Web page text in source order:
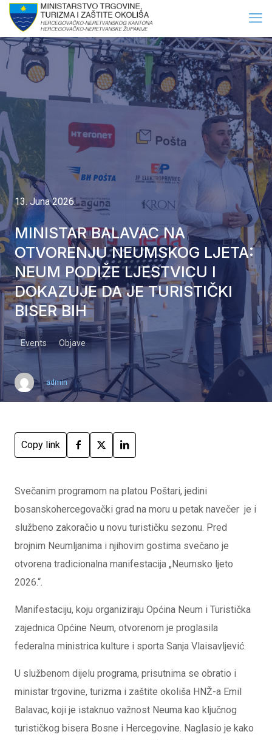
13. Juna 2026.
MINISTAR BALAVAC NA
OTVORENJU NEUMSKOG LJETA:
NEUM PODIŽE LJESTVICU I
DOKAZUJE DA JE TURISTIČKI
BISER BIH
Events Objave
admin
Copy link
Svečanim programom na platou Poštari, jedini
bosanskohercegovački grad na moru u petak navečer je i
službeno zakoračio u novu turističku sezonu. Pred
brojnim Neumljanima i njihovim gostima svečano je
otvorena tradicionalna manifestacija „Neumsko ljeto
2026.“.
Manifestaciju, koju organiziraju Općina Neum i Turistička
zajednica Općine Neum, otvorenom je proglasila
federalna ministrica kulture i sporta Sanja Vlaisavljević.
U službenom dijelu programa, prisutnima se obratio i
ministar trgovine, turizma i zaštite okoliša HNŽ-a Emil
Balavac, koji je istaknuo važnost Neuma kao ključnog
turističkog bisera Bosne i Hercegovine. Naglasio je kako